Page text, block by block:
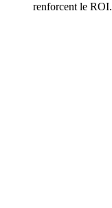
renforcent le ROI.